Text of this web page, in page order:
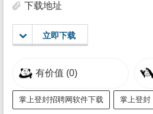
下载地址
立即下载
有价值 (0)
掌上登封招聘网软件下载 掌上登封